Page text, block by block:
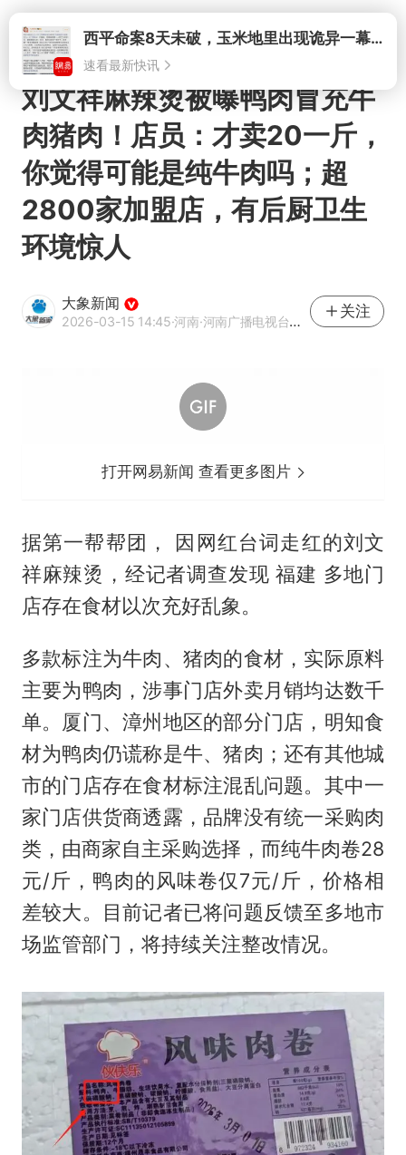
打开
刘文祥麻辣烫被曝鸭肉冒充牛
肉猪肉！店员：才卖20一斤，
你觉得可能是纯牛肉吗；超
2800家加盟店，有后厨卫生
环境惊人
大象新闻
2026-03-15 14:45·河南·河南广播电视台官方网易号
关注
打开网易新闻 查看更多图片
据第一帮帮团， 因网红台词走红的刘文
祥麻辣烫，经记者调查发现 福建 多地门
店存在食材以次充好乱象。
多款标注为牛肉、猪肉的食材，实际原料
主要为鸭肉，涉事门店外卖月销均达数千
单。厦门、漳州地区的部分门店，明知食
材为鸭肉仍谎称是牛、猪肉；还有其他城
市的门店存在食材标注混乱问题。其中一
家门店供货商透露，品牌没有统一采购肉
类，由商家自主采购选择，而纯牛肉卷28
元/斤，鸭肉的风味卷仅7元/斤，价格相
差较大。目前记者已将问题反馈至多地市
场监管部门，将持续关注整改情况。